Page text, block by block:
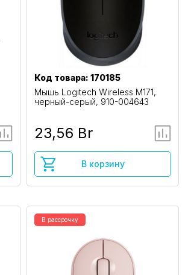
Код товара: 170185
Мышь Logitech Wireless M171,
черный-серый, 910-004643
23,56 Br
В корзину
В рассрочку